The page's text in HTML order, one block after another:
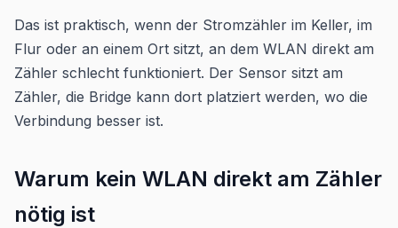
Das ist praktisch, wenn der Stromzähler im Keller, im
Flur oder an einem Ort sitzt, an dem WLAN direkt am
Zähler schlecht funktioniert. Der Sensor sitzt am
Zähler, die Bridge kann dort platziert werden, wo die
Verbindung besser ist.
Warum kein WLAN direkt am Zähler
nötig ist